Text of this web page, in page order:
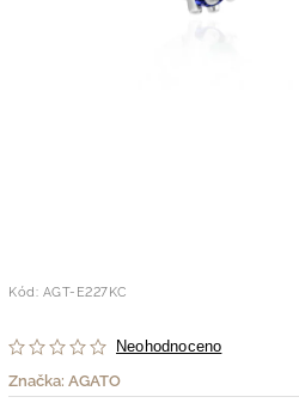
Kód: AGT-E227KC
Neohodnoceno
Značka: AGATO